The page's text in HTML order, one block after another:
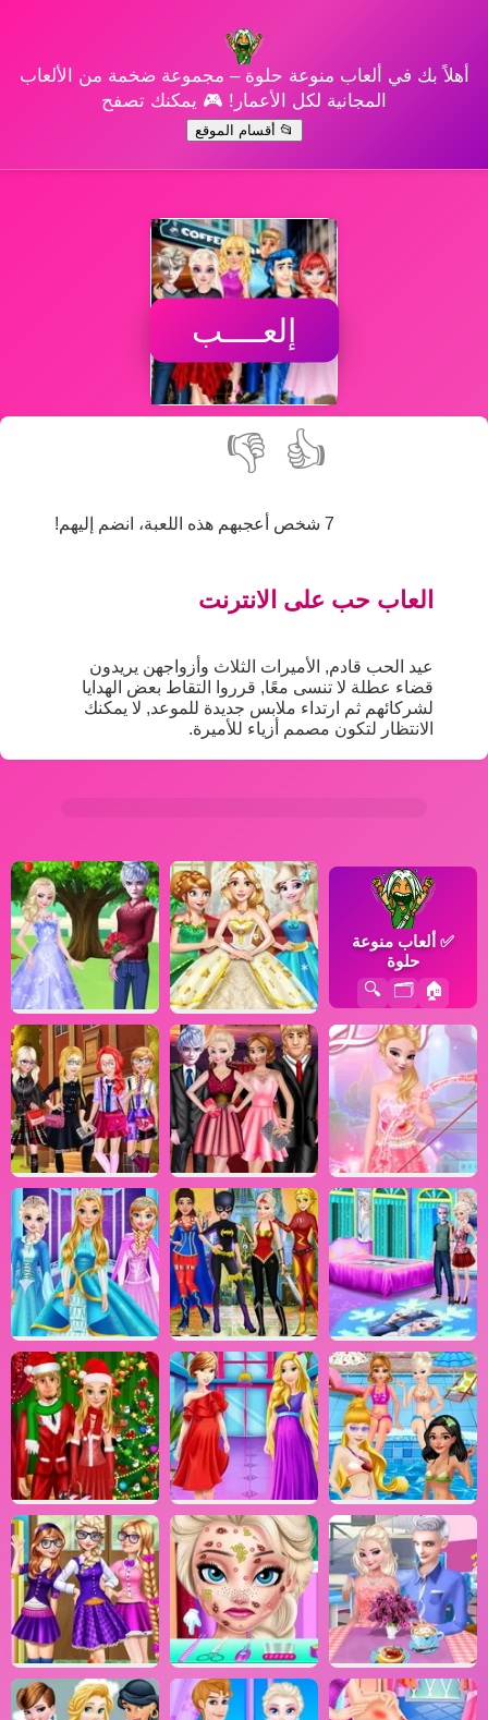
أهلاً بك في ألعاب منوعة حلوة – مجموعة ضخمة من الألعاب
المجانية لكل الأعمار! 🎮 يمكنك تصفح
📂 أقسام الموقع
إلعــــب
👍
👎
7 شخص أعجبهم هذه اللعبة، انضم إليهم!
العاب حب على الانترنت
عيد الحب قادم, الأميرات الثلاث وأزواجهن يريدون
قضاء عطلة لا تنسى معًا, قرروا التقاط بعض الهدايا
لشركائهم ثم ارتداء ملابس جديدة للموعد, لا يمكنك
الانتظار لتكون مصمم أزياء للأميرة.
✅ ألعاب منوعة
حلوة
🏠
🗂️
🔍